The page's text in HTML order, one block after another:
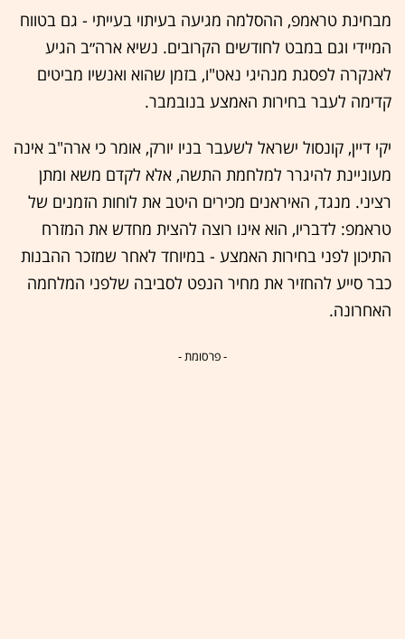
מבחינת טראמפ, ההסלמה מגיעה בעיתוי בעייתי - גם בטווח
המיידי וגם במבט לחודשים הקרובים. נשיא ארה״ב הגיע
לאנקרה לפסגת מנהיגי נאט"ו, בזמן שהוא ואנשיו מביטים
קדימה לעבר בחירות האמצע בנובמבר.
יקי דיין, קונסול ישראל לשעבר בניו יורק, אומר כי ארה"ב אינה
מעוניינת להיגרר למלחמת התשה, אלא לקדם משא ומתן
רציני. מנגד, האיראנים מכירים היטב את לוחות הזמנים של
טראמפ: לדבריו, הוא אינו רוצה להצית מחדש את המזרח
התיכון לפני בחירות האמצע - במיוחד לאחר שמזכר ההבנות
כבר סייע להחזיר את מחיר הנפט לסביבה שלפני המלחמה
האחרונה.
- פרסומת -